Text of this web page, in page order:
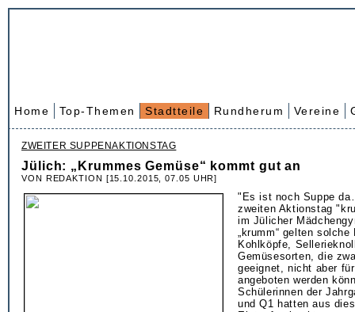
Home Top-Themen Stadtteile Rundherum Vereine
ZWEITER SUPPENAKTIONSTAG
Jülich: „Krummes Gemüse“ kommt gut an
VON REDAKTION [15.10.2015, 07.05 UHR]
"Es ist noch Suppe
zweiten Aktionstag
im Jülicher
„krumm“ gelten solche
Kohlköpfe,
Gemüsesorten, die
geeignet, nicht aber
angeboten werden
Schülerinnen der
und Q1 hatten aus